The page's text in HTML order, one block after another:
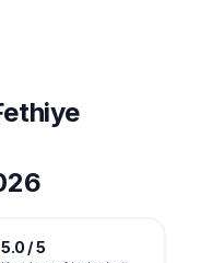
5.0 / 5